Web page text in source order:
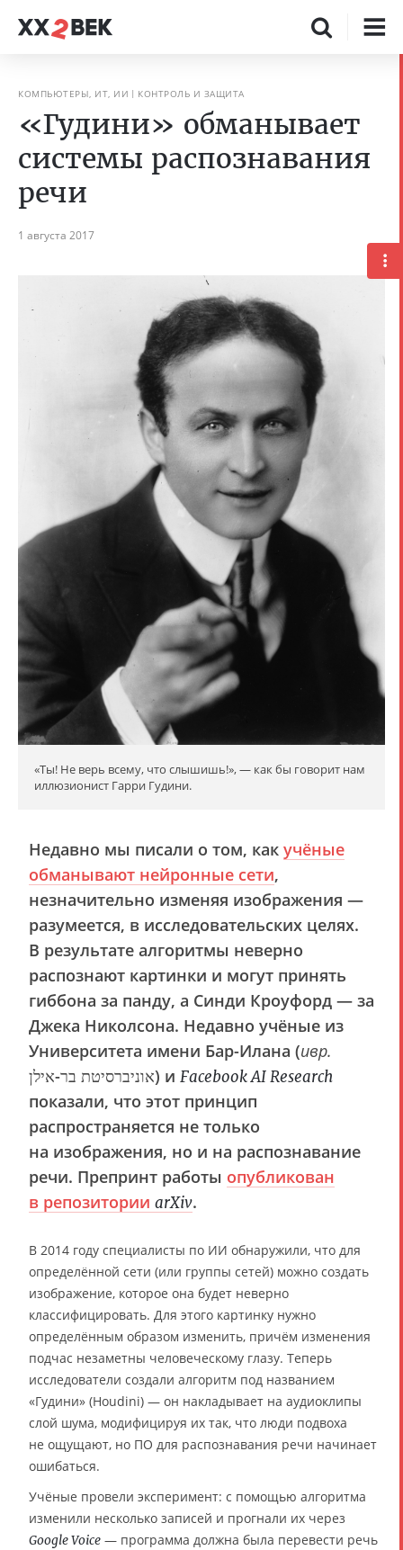
КОМПЬЮТЕРЫ, ИТ, ИИ КОНТРОЛЬ И ЗАЩИТА
«Гудини» обманывает
системы распознавания
речи
1 августа 2017
«Ты! Не верь всему, что слышишь!», — как бы говорит нам
иллюзионист Гарри Гудини.
Недавно мы писали о том, как учёные
обманывают нейронные сети,
незначительно изменяя изображения —
разумеется, в исследовательских целях.
В результате алгоритмы неверно
распознают картинки и могут принять
гиббона за панду, а Синди Кроуфорд — за
Джека Николсона. Недавно учёные из
Университета имени Бар-Илана (ивр.
‏אוניברסיטת בר-אילן‏‎) и Facebook AI Research
показали, что этот принцип
распространяется не только
на изображения, но и на распознавание
речи. Препринт работы опубликован
в репозитории arXiv.
В 2014 году специалисты по ИИ обнаружили, что для
определённой сети (или группы сетей) можно создать
изображение, которое она будет неверно
классифицировать. Для этого картинку нужно
определённым образом изменить, причём изменения
подчас незаметны человеческому глазу. Теперь
исследователи создали алгоритм под названием
«Гудини» (Houdini) — он накладывает на аудиоклипы
слой шума, модифицируя их так, что люди подвоха
не ощущают, но ПО для распознавания речи начинает
ошибаться.
Учёные провели эксперимент: с помощью алгоритма
изменили несколько записей и прогнали их через
Google Voice — программа должна была перевести речь